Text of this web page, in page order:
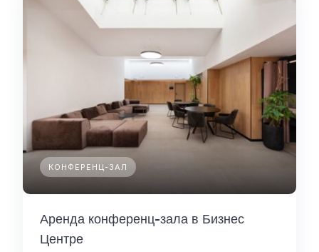
КОНФЕРЕНЦ-ЗАЛ
Аренда конференц-зала в Бизнес
Центре